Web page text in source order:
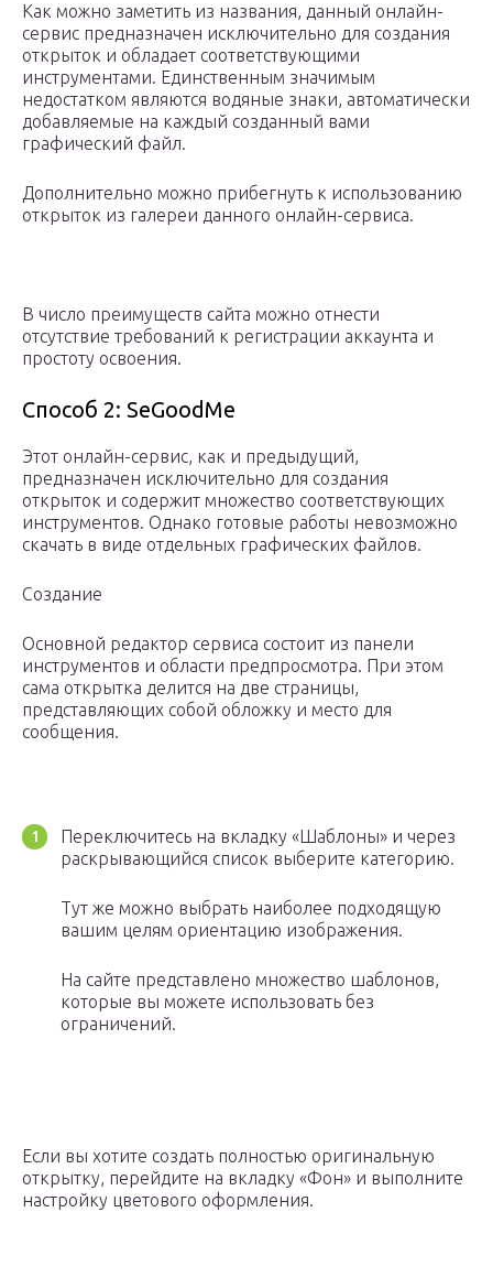
Как можно заметить из названия, данный онлайн-
сервис предназначен исключительно для создания
открыток и обладает соответствующими
инструментами. Единственным значимым
недостатком являются водяные знаки, автоматически
добавляемые на каждый созданный вами
графический файл.
Дополнительно можно прибегнуть к использованию
открыток из галереи данного онлайн-сервиса.
В число преимуществ сайта можно отнести
отсутствие требований к регистрации аккаунта и
простоту освоения.
Способ 2: SeGoodMe
Этот онлайн-сервис, как и предыдущий,
предназначен исключительно для создания
открыток и содержит множество соответствующих
инструментов. Однако готовые работы невозможно
скачать в виде отдельных графических файлов.
Создание
Основной редактор сервиса состоит из панели
инструментов и области предпросмотра. При этом
сама открытка делится на две страницы,
представляющих собой обложку и место для
сообщения.
Переключитесь на вкладку «Шаблоны» и через
раскрывающийся список выберите категорию.
Тут же можно выбрать наиболее подходящую
вашим целям ориентацию изображения.
На сайте представлено множество шаблонов,
которые вы можете использовать без
ограничений.
Если вы хотите создать полностью оригинальную
открытку, перейдите на вкладку «Фон» и выполните
настройку цветового оформления.